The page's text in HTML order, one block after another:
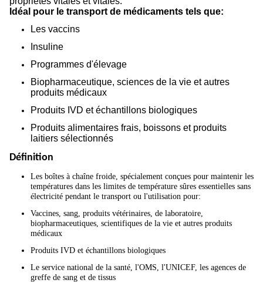
Idéal pour le transport de médicaments tels que:
Les vaccins
Insuline
Programmes d'élevage
Biopharmaceutique, sciences de la vie et autres
produits médicaux
Produits IVD et échantillons biologiques
Produits alimentaires frais, boissons et produits
laitiers sélectionnés
Définition
Les boîtes à chaîne froide, spécialement conçues pour maintenir les
températures dans les limites de température sûres essentielles sans
électricité pendant le transport ou l'utilisation pour:
Vaccines, sang, produits vétérinaires, de laboratoire,
biopharmaceutiques, scientifiques de la vie et autres produits
médicaux
Produits IVD et échantillons biologiques
Le service national de la santé, l'OMS, l'UNICEF, les agences de
greffe de sang et de tissus